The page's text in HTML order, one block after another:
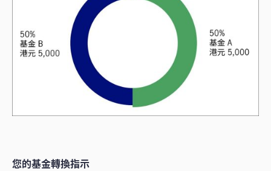
您的基金轉換指示